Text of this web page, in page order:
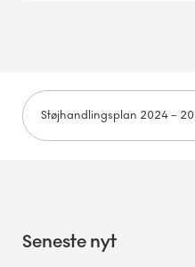
Støjhandlingsplan 2024 –
Seneste nyt